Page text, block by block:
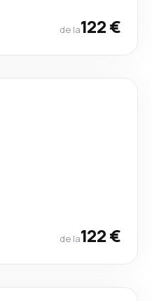
de la122 €
de la122 €